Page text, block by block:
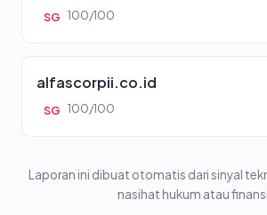
SG 100/100
alfascorpii.co.id
SG 100/100
Laporan ini dibuat otomatis dari sinyal
nasihat hukum atau